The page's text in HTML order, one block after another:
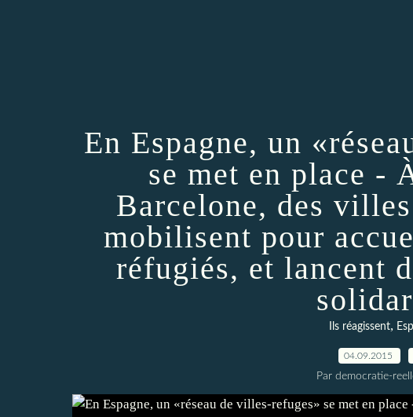
En Espagne, un
se met en place -
Barcelone, des
mobilisent pour
réfugiés, et lancent
Ils réagissent,
04.09.2015
Par democratie-